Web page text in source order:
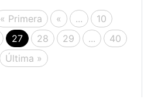
« Primera « ...
10
27 28 29 ...
40
Última »